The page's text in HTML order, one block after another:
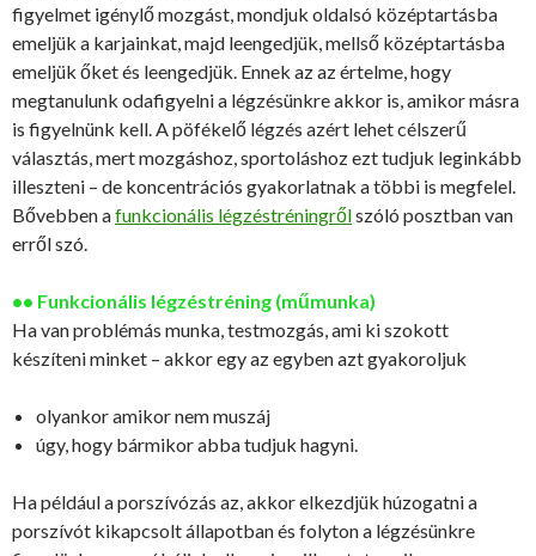
figyelmet igénylő mozgást, mondjuk oldalsó középtartásba
emeljük a karjainkat, majd leengedjük, mellső középtartásba
emeljük őket és leengedjük. Ennek az az értelme, hogy
megtanulunk odafigyelni a légzésünkre akkor is, amikor másra
is figyelnünk kell. A pöfékelő légzés azért lehet célszerű
választás, mert mozgáshoz, sportoláshoz ezt tudjuk leginkább
illeszteni – de koncentrációs gyakorlatnak a többi is megfelel.
Bővebben afunkcionális légzéstréningrőlszóló posztban van
erről szó.
•• Funkcionális légzéstréning (műmunka)
Ha van problémás munka, testmozgás, ami ki szokott
készíteni minket – akkor egy az egyben azt gyakoroljuk
olyankor amikor nem muszáj
úgy, hogy bármikor abba tudjuk hagyni.
Ha például a porszívózás az, akkor elkezdjük húzogatni a
porszívót kikapcsolt állapotban és folyton a légzésünkre